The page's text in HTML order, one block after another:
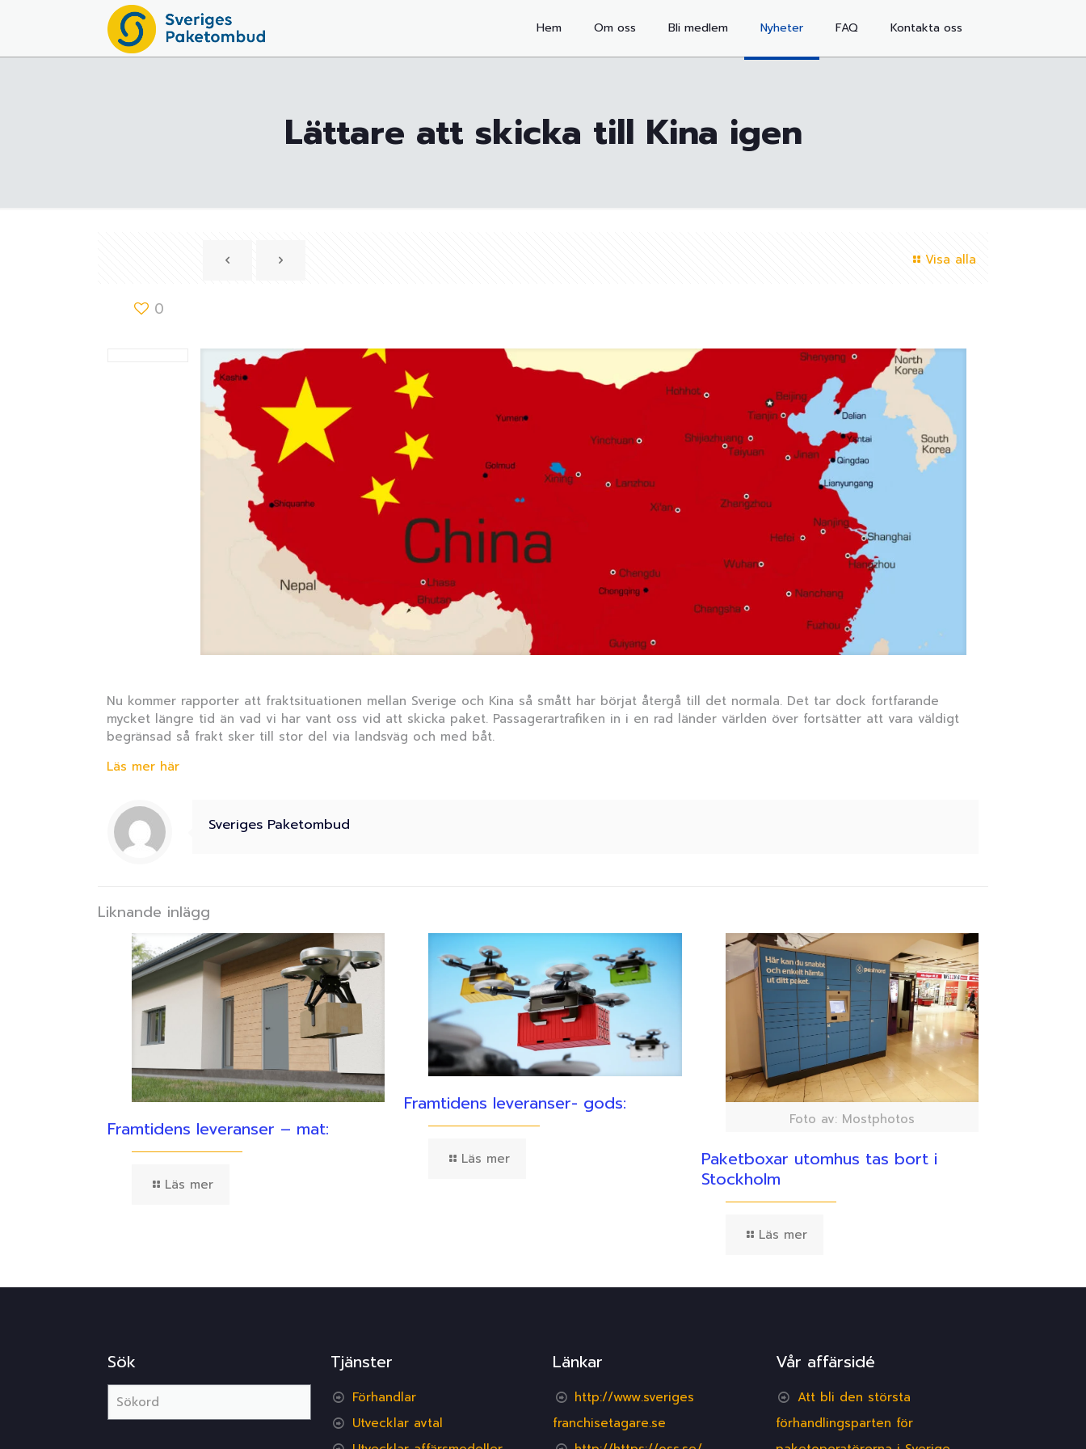
Hem Om oss Bli medlem Nyheter FAQ Kontakta oss
Lättare att skicka till Kina igen
Visa alla
0
Nu kommer rapporter att fraktsituationen mellan Sverige och Kina så smått har börjat återgå till det normala. Det tar dock fortfarande
mycket längre tid än vad vi har vant oss vid att skicka paket. Passagerartrafiken in i en rad länder världen över fortsätter att vara väldigt
begränsad så frakt sker till stor del via landsväg och med båt.
Läs mer här
Sveriges Paketombud
Liknande inlägg
Framtidens leveranser – mat:
Läs mer
Framtidens leveranser- gods:
Läs mer
Foto av: Mostphotos
Paketboxar utomhus tas bort i
Stockholm
Läs mer
Sök Tjänster
Förhandlar
Utvecklar avtal
Länkar
http://www.sveriges
franchisetagare.se
Vår affärsidé
Att bli den största
förhandlingsparten för